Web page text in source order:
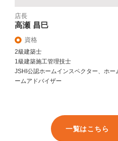
店長
高瀬 昌巳
資格
2級建築士
1級建築施工管理技士
JSHI公認ホームインスペクター、ホ
ームアドバイザー
一覧はこちら